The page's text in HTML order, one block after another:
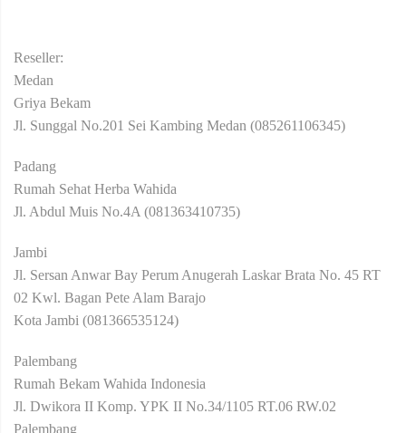
Reseller:
Medan
Griya Bekam
Jl. Sunggal No.201 Sei Kambing Medan (085261106345)
Padang
Rumah Sehat Herba Wahida
Jl. Abdul Muis No.4A (081363410735)
Jambi
Jl. Sersan Anwar Bay Perum Anugerah Laskar Brata No. 45 RT
02 Kwl. Bagan Pete Alam Barajo
Kota Jambi (081366535124)
Palembang
Rumah Bekam Wahida Indonesia
Jl. Dwikora II Komp. YPK II No.34/1105 RT.06 RW.02
Palembang